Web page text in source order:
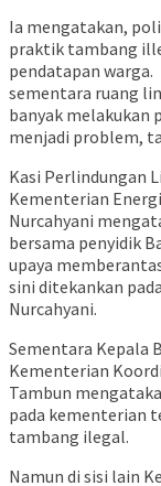
Ia mengatakan,
praktik tambang
pendatapan
sementara ruang
banyak melakukan
menjadi problem,
Kasi Perlindungan
Kementerian
Nurcahyani
bersama penyidik
upaya
sini ditekankan
Nurcahyani.
Sementara Kepala
Kementerian
Tambun
pada kementerian
tambang ilegal.
Namun di sisi lain